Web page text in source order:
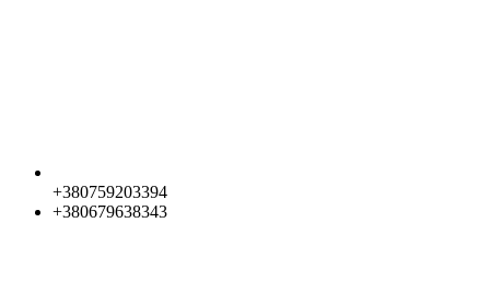
+380759203394
+380679638343